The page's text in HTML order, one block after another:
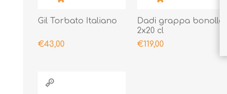
Gil Torbato Italiano
€43,00
Dadi grappa bonollo
2x20 cl
€119,00